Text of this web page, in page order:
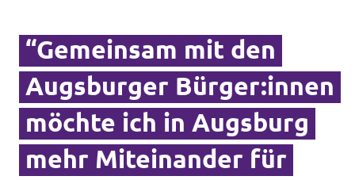
Datenschutz
Impressum
Kontakt
“Gemeinsam mit den
Augsburger Bürger:innen
möchte ich in Augsburg
mehr Miteinander für